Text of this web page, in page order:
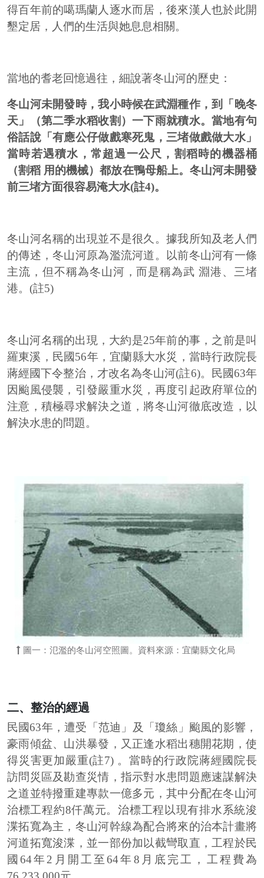
得百年前的噶瑪蘭人逐水而居，後來漢人也於此開
墾定居，人們的生活與她息息相關。
當地的耆老回憶過往，細說著冬山河的歷史：
冬山河未開發時，我小時候在武淵種作，到「晚冬
天」（第二季水稻收割）一下雨就積水。當地有句
俗話說「有應公仔做戲寒死鬼，三堵做戲做大水」
當時若遇積水，常超過一公尺，割稻時的機器桶
（割稻 用的機械）都放在鴨母船上。冬山河未開發
前三堵方面很容易淹大水(註4)。
冬山河名稱的出現並不是很久。據我所知及老人們
的傳述，冬山河原為濫流河道。以前冬山河有一條
主流，但不稱為冬山河，而是稱為武 淵港、三堵
港。(註5)
冬山河名稱的出現，大約是25年前的事，之前是叫
羅東溪，民國56年，宜蘭縣大水災，當時行政院長
蔣經國下令整治，才改名為冬山河(註6)。民國63年
因颱風侵襲，引發嚴重水災，再度引起政府單位的
注意，積極尋求解決之道，將冬山河徹底改造，以
解決水患的問題。
圖一：氾濫的冬山河空照圖。資料來源：宜蘭縣文化局
二、整治的經過
民國63年，遭受「范迪」及「瓊絲」颱風的影響，
豪雨傾盆、山洪暴發，又正逢水稻出穗開花期，使
得災害更加嚴重(註7) 。當時的行政院蔣經國院長
訪問災區及勘查災情，指示對水患問題應速謀解決
之道並特撥重建專款一億多元，其中分配在冬山河
治標工程約8仟萬元。治標工程以現有排水系統浚
渫拓寬為主，冬山河幹線為配合將來的治本計畫將
河道拓寬浚渫，並一部份加以截彎取直，工程於民
國64年2月開工至64年8月底完工，工程費為